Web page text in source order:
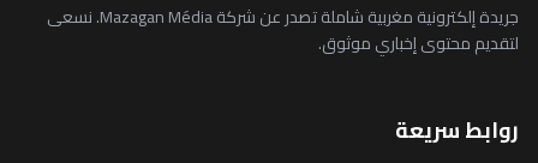
جريدة إلكترونية مغربية شاملة تصدر عن شركة Mazagan Média. نسعى
لتقديم محتوى إخباري موثوق.
روابط سريعة